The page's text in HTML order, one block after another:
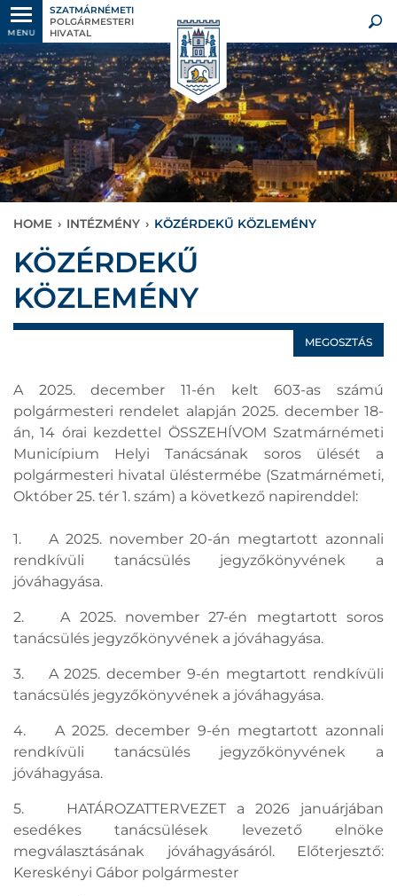
MENU
SZATMÁRNÉMETI
POLGÁRMESTERI
HIVATAL
HOME › INTÉZMÉNY › KÖZÉRDEKŰ KÖZLEMÉNY
KÖZÉRDEKŰ
KÖZLEMÉNY
MEGOSZTÁS
A 2025. december 11-én kelt 603-as számú
polgármesteri rendelet alapján 2025. december 18-
án, 14 órai kezdettel ÖSSZEHÍVOM Szatmárnémeti
Municípium Helyi Tanácsának soros ülését a
polgármesteri hivatal üléstermébe (Szatmárnémeti,
Október 25. tér 1. szám) a következő napirenddel:
1. A 2025. november 20-án megtartott azonnali
rendkívüli tanácsülés jegyzőkönyvének a
jóváhagyása.
2. A 2025. november 27-én megtartott soros
tanácsülés jegyzőkönyvének a jóváhagyása.
3. A 2025. december 9-én megtartott rendkívüli
tanácsülés jegyzőkönyvének a jóváhagyása.
4. A 2025. december 9-én megtartott azonnali
rendkívüli tanácsülés jegyzőkönyvének a
jóváhagyása.
5. HATÁROZATTERVEZET a 2026 januárjában
esedékes tanácsülések levezető elnöke
megválasztásának jóváhagyásáról. Előterjesztő:
Kereskényi Gábor polgármester